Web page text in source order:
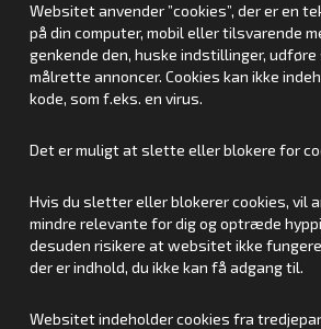
Websitet anvender ”cookies”, der er en
på din computer, mobil eller tilsvarende
genkende den, huske indstillinger,
målrette annoncer. Cookies kan ikke
kode, som f.eks. en virus.
Det er muligt at slette eller blokere for
Hvis du sletter eller blokerer cookies, vil
mindre relevante for dig og optræde
desuden risikere at websitet ikke
der er indhold, du ikke kan få adgang til.
Websitet indeholder cookies fra